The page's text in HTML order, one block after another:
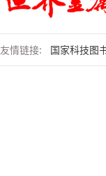
友情链接: 国家科技图